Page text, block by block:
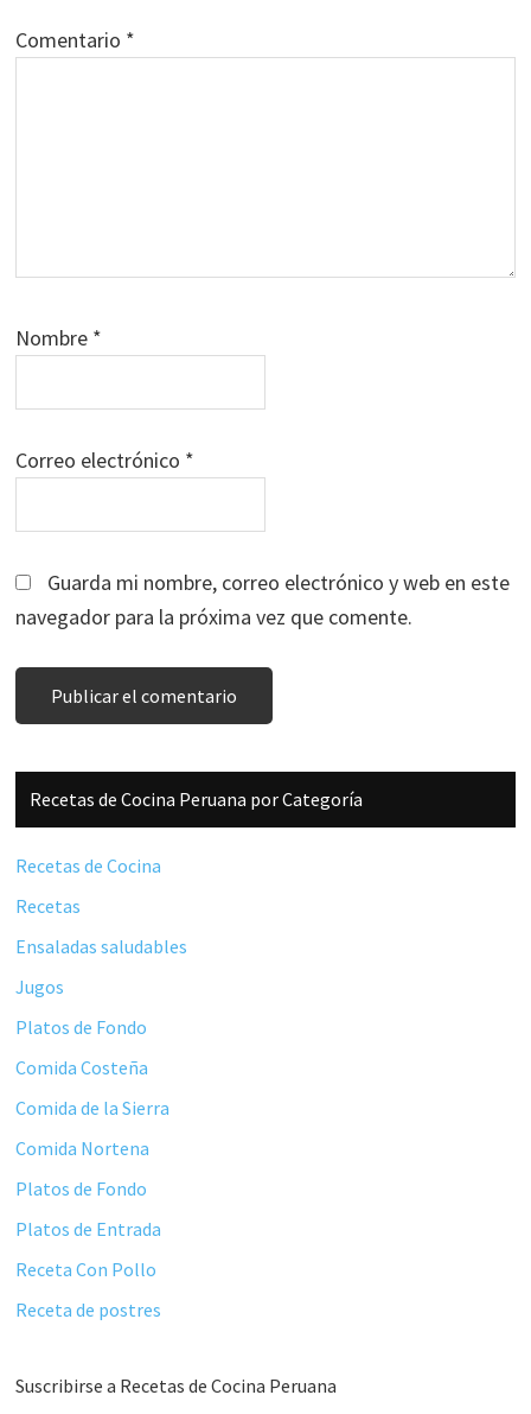
Comentario *
Nombre *
Correo electrónico *
Guarda mi nombre, correo electrónico y web en este
navegador para la próxima vez que comente.
Barra
lateral
principal
Recetas de Cocina Peruana por Categoría
Recetas de Cocina
Recetas
Ensaladas saludables
Jugos
Platos de Fondo
Comida Costeña
Comida de la Sierra
Comida Nortena
Platos de Fondo
Platos de Entrada
Receta Con Pollo
Receta de postres
Suscribirse a Recetas de Cocina Peruana